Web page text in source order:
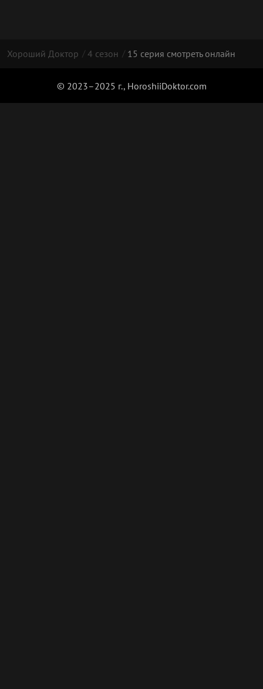
Хороший Доктор 4 сезон 15 серия смотреть онлайн
© 2023–2025 г., HoroshiiDoktor.com